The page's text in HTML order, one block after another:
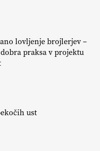
lovljenje brojlerjev –
praksa v projektu
ust